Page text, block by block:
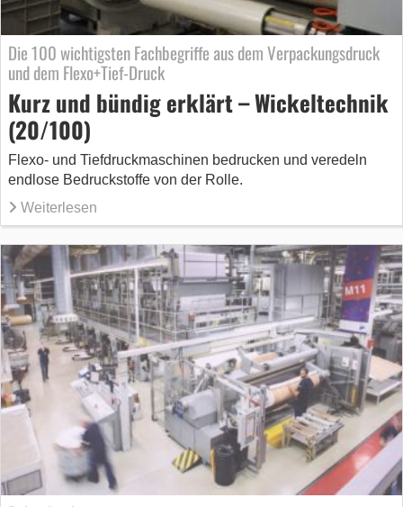
Die 100 wichtigsten Fachbegriffe aus dem Verpackungsdruck
und dem Flexo+Tief-Druck
Kurz und bündig erklärt – Wickeltechnik
(20/100)
Flexo- und Tiefdruckmaschinen bedrucken und veredeln
endlose Bedruckstoffe von der Rolle.
Weiterlesen